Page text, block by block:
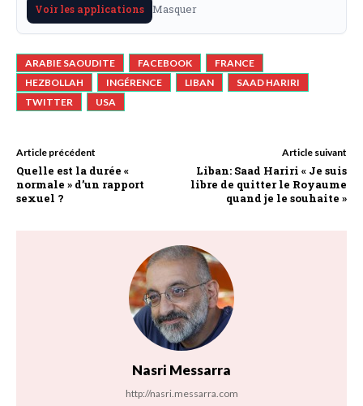
Voir les applications Masquer
ARABIE SAOUDITE FACEBOOK
FRANCE
HEZBOLLAH
INGÉRENCE LIBAN
SAAD HARIRI
TWITTER
USA
Article précédent
Quelle est la durée «
normale » d’un rapport
sexuel ?
Article suivant
Liban: Saad Hariri « Je suis
libre de quitter le Royaume
quand je le souhaite »
Nasri Messarra
http://nasri.messarra.com